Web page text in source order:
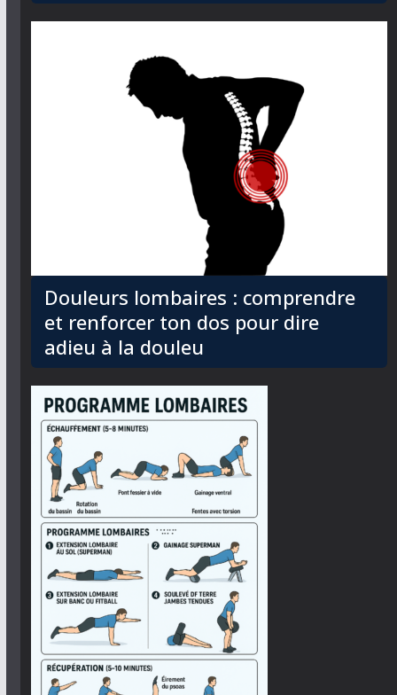
Douleurs lombaires : comprendre
et renforcer ton dos pour dire
adieu à la douleu